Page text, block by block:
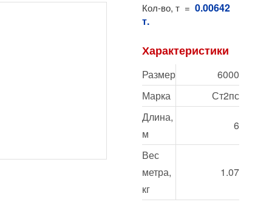
Кол-во, т = 0.00642
т.
Характеристики
Размер
6000
Марка
Ст2пс
Длина,
м
6
Вес
метра,
кг
1.07